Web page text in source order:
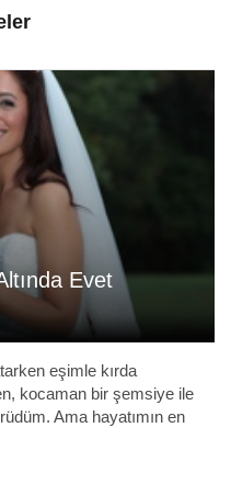
Evet
eşimle kırda
kocaman bir şemsiye ile
Ama hayatımın en